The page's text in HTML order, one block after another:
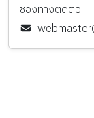
ช่องทางติดต่อ